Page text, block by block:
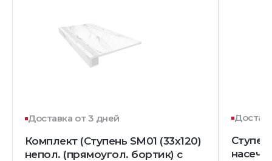
Доставка от 3 дней
Комплект (Ступень SM01 (33x120)
непол. (прямоугол. бортик) с